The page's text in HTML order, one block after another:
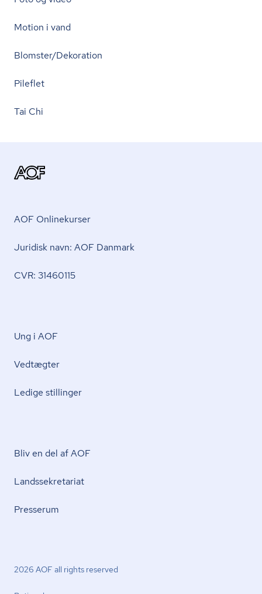
Motion i vand
Blomster/Dekoration
Pileflet
Tai Chi
AOF Onlinekurser
Juridisk navn: AOF Danmark
CVR: 31460115
Ung i AOF
Vedtægter
Ledige stillinger
Bliv en del af AOF
Lands­se­kre­ta­ri­at
Presserum
2026 AOF all rights reserved